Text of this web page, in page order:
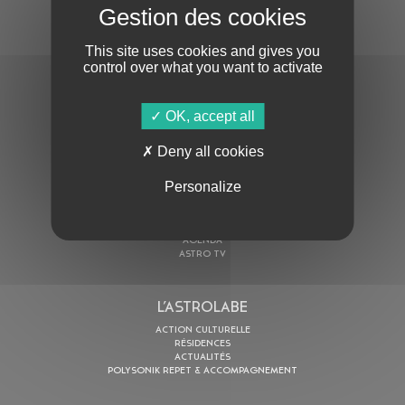
S'ABONNER À LA NEWSLETTER
En cochant cette case, j’accepte la Politique de confidentialité
AGENDA
ASTRO TV
L’ASTROLABE
ACTION CULTURELLE
RÉSIDENCES
ACTUALITÉS
POLYSONIK REPET & ACCOMPAGNEMENT
This site uses cookies and gives you
control over what you want to activate
OK, accept all
Deny all cookies
Personalize